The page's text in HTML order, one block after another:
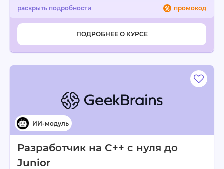
промокод
ПОДРОБНЕЕ О КУРСЕ
Разработчик на C++ с нуля до
Junior